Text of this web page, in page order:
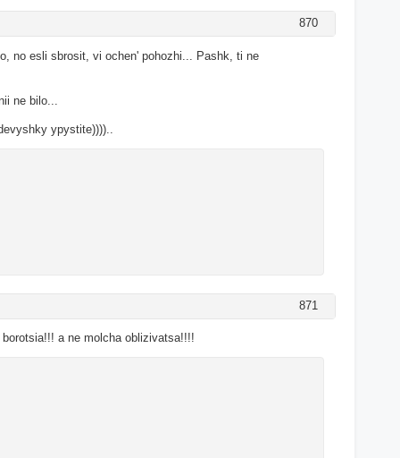
870
no esli sbrosit, vi ochen' pohozhi... Pashk, ti ne
ne bilo...
ypystite))))..
871
a ne molcha oblizivatsa!!!!